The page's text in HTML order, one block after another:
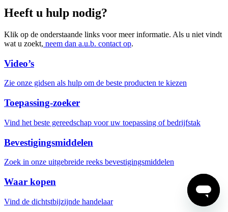
Heeft u hulp nodig?
Klik op de onderstaande links voor meer informatie. Als u niet vindt
wat u zoekt, neem dan a.u.b. contact op.
Video’s
Zie onze gidsen als hulp om de beste producten te kiezen
Toepassing-zoeker
Vind het beste gereedschap voor uw toepassing of bedrijfstak
Bevestigingsmiddelen
Zoek in onze uitgebreide reeks bevestigingsmiddelen
Waar kopen
Vind de dichtstbijzijnde handelaar